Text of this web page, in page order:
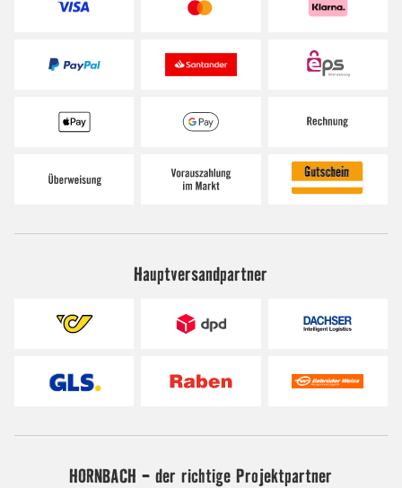
Hauptversandpartner
HORNBACH - der richtige Projektpartner